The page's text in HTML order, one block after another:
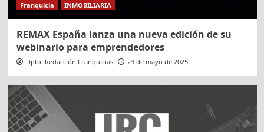
Franquicia INMOBILIARIA
REMAX España lanza una nueva edición de su
webinario para emprendedores
Dpto. Redacción Franquicias 23 de mayo de 2025